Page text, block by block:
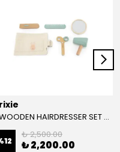
- WOODEN HAIRDRESSER SET - AHŞAP KUAFÖR SETİ
12
₺ 2,500.00
₺ 2,200.00